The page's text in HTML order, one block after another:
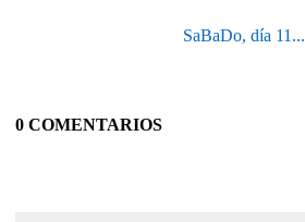
SaBaDo, día 11...
0 COMENTARIOS